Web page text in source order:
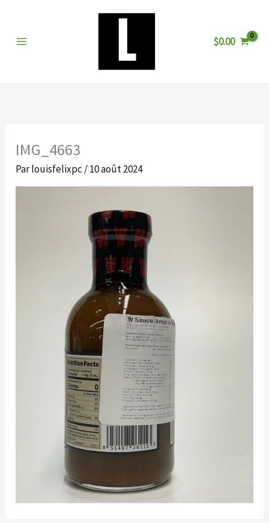
contenu
$0.00
IMG_4663
Parlouisfelixpc /10 août 2024